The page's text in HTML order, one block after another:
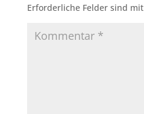
Erforderliche Felder sind mit